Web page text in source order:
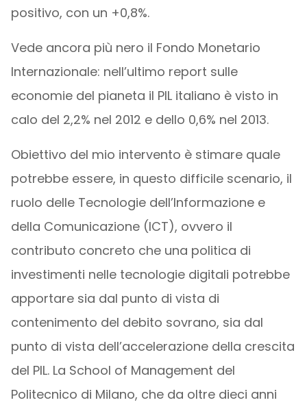
positivo, con un +0,8%.
Vede ancora più nero il Fondo Monetario
Internazionale: nell’ultimo report sulle
economie del pianeta il PIL italiano è visto in
calo del 2,2% nel 2012 e dello 0,6% nel 2013.
Obiettivo del mio intervento è stimare quale
potrebbe essere, in questo difficile scenario, il
ruolo delle Tecnologie dell’Informazione e
della Comunicazione (ICT), ovvero il
contributo concreto che una politica di
investimenti nelle tecnologie digitali potrebbe
apportare sia dal punto di vista di
contenimento del debito sovrano, sia dal
punto di vista dell’accelerazione della crescita
del PIL. La School of Management del
Politecnico di Milano, che da oltre dieci anni